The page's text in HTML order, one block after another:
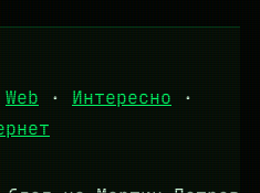
Web · Интересно ·